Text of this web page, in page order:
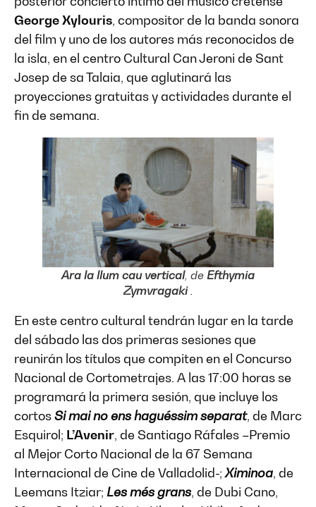
George Xylouris, compositor de la banda sonora
del film y uno de los autores más reconocidos de
la isla, en el centro Cultural Can Jeroni de Sant
Josep de sa Talaia, que aglutinará las
proyecciones gratuitas y actividades durante el
fin de semana.
Ara la llum cau vertical, de Efthymia
Zymvragaki
En este centro cultural tendrán lugar en la tarde
del sábado las dos primeras sesiones que
reunirán los títulos que compiten en el Concurso
Nacional de Cortometrajes. A las 17:00 horas se
programará la primera sesión, que incluye los
cortosSi mai no ens haguéssim separat, de Marc
Esquirol; L’Avenir, de Santiago Ráfales –Premio
al Mejor Corto Nacional de la 67 Semana
Internacional de Cine de Valladolid-; Ximinoa, de
Leemans Itziar; Les més grans, de Dubi Cano,